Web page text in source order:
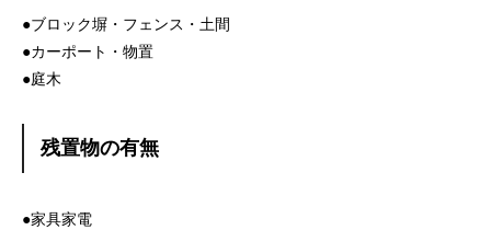
●ブロック塀・フェンス・土間
●カーポート・物置
●庭木
残置物の有無
●家具家電